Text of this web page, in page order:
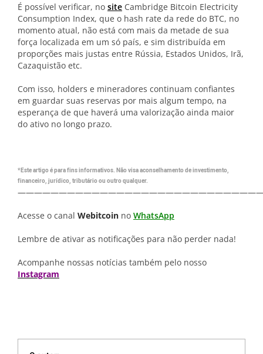
É possível verificar, no site Cambridge Bitcoin Electricity
Consumption Index, que o hash rate da rede do BTC, no
momento atual, não está com mais da metade de sua
força localizada em um só país, e sim distribuída em
proporções mais justas entre Rússia, Estados Unidos, Irã,
Cazaquistão etc.
Com isso, holders e mineradores continuam confiantes
em guardar suas reservas por mais algum tempo, na
esperança de que haverá uma valorização ainda maior
do ativo no longo prazo.
*Este artigo é para fins informativos. Não visa aconselhamento de investimento,
financeiro, jurídico, tributário ou outro qualquer.
Acesse o canal Webitcoin no WhatsApp
Lembre de ativar as notificações para não perder nada!
Acompanhe nossas notícias também pelo nosso
Instagram